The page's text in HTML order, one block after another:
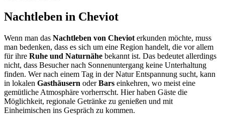
Nachtleben in Cheviot
Wenn man das Nachtleben von Cheviot erkunden möchte, muss
man bedenken, dass es sich um eine Region handelt, die vor allem
für ihre Ruhe und Naturnähe bekannt ist. Das bedeutet allerdings
nicht, dass Besucher nach Sonnenuntergang keine Unterhaltung
finden. Wer nach einem Tag in der Natur Entspannung sucht, kann
in lokalen Gasthäusern oderBars einkehren, wo meist eine
gemütliche Atmosphäre vorherrscht. Hier haben Gäste die
Möglichkeit, regionale Getränke zu genießen und mit
Einheimischen ins Gespräch zu kommen.